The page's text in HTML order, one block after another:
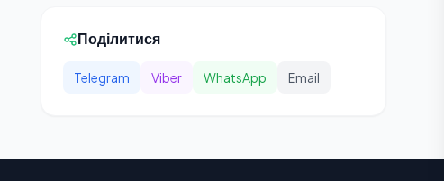
Поділитися
Telegram Viber WhatsApp Email